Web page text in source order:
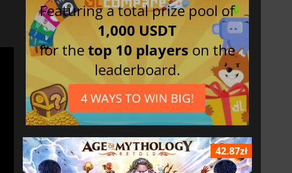
Featuring a total prize pool of
1,000 USDT
for thetop 10 players on the
leaderboard.
4 WAYS TO WIN BIG!
42.87zł